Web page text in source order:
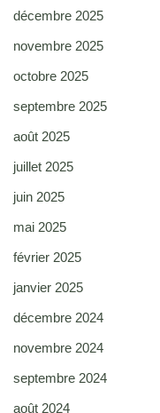
décembre 2025
novembre 2025
octobre 2025
septembre 2025
août 2025
juillet 2025
juin 2025
mai 2025
février 2025
janvier 2025
décembre 2024
novembre 2024
septembre 2024
août 2024